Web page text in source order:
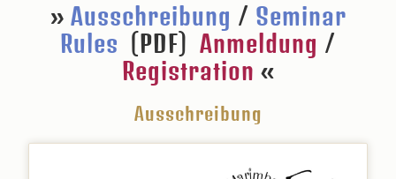
» Ausschreibung / Seminar
Rules (PDF) Anmeldung /
Registration «
Ausschreibung